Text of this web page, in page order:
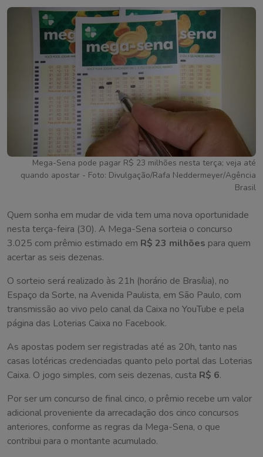
Mega-Sena pode pagar R$ 23 milhões nesta terça; veja até
quando apostar - Foto: Divulgação/Rafa Neddermeyer/Agência
Brasil
Quem sonha em mudar de vida tem uma nova oportunidade
nesta terça-feira (30). A Mega-Sena sorteia o concurso
3.025 com prêmio estimado em R$ 23 milhões para quem
acertar as seis dezenas.
O sorteio será realizado às 21h (horário de Brasília), no
Espaço da Sorte, na Avenida Paulista, em São Paulo, com
transmissão ao vivo pelo canal da Caixa no YouTube e pela
página das Loterias Caixa no Facebook.
As apostas podem ser registradas até as 20h, tanto nas
casas lotéricas credenciadas quanto pelo portal das Loterias
Caixa. O jogo simples, com seis dezenas, custa R$ 6.
Por ser um concurso de final cinco, o prêmio recebe um valor
adicional proveniente da arrecadação dos cinco concursos
anteriores, conforme as regras da Mega-Sena, o que
contribui para o montante acumulado.